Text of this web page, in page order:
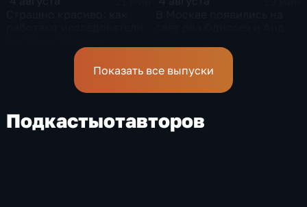
Показать все выпуски
Подкастыотавторов